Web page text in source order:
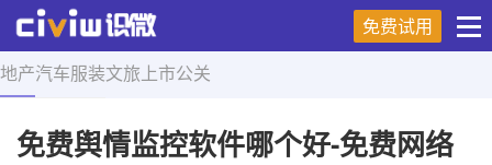
免费试用
地产汽车服装文旅 上市公关
首页 > 舆情导航 > 正文
免费舆情监控软件哪个好-免费网络